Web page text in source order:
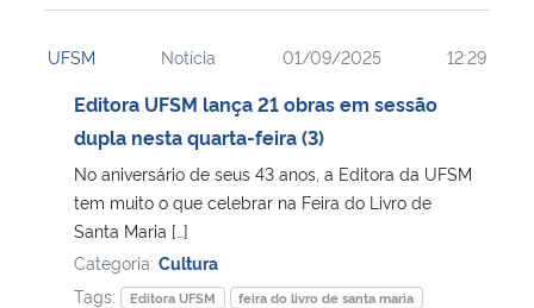
Controladoria-Geral da União
Ministério da Mulher, da Família e dos Direitos Humanos
Secretaria-Geral
Secretaria de Governo
UFSM Notícia 01/09/2025 12:29
Editora UFSM lança 21 obras em sessão
dupla nesta quarta-feira (3)
No aniversário de seus 43 anos, a Editora da UFSM
tem muito o que celebrar na Feira do Livro de
Santa Maria […]
Categoria: Cultura
Tags:
Editora UFSM
feira do livro de santa maria